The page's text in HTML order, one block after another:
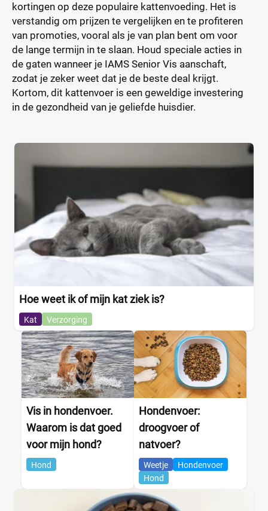
kortingen op deze populaire kattenvoeding. Het is
verstandig om prijzen te vergelijken en te profiteren
van promoties, vooral als je van plan bent om voor
de lange termijn in te slaan. Houd speciale acties in
de gaten wanneer je IAMS Senior Vis aanschaft,
zodat je zeker weet dat je de beste deal krijgt.
Kortom, dit kattenvoer is een geweldige investering
in de gezondheid van je geliefde huisdier.
Hoe weet ik of mijn kat ziek is?
Kat Verzorging
Vis in hondenvoer.
Waarom is dat goed
voor mijn hond?
Hond
Hondenvoer:
droogvoer of
natvoer?
Weetje
Hondenvoer
Hond